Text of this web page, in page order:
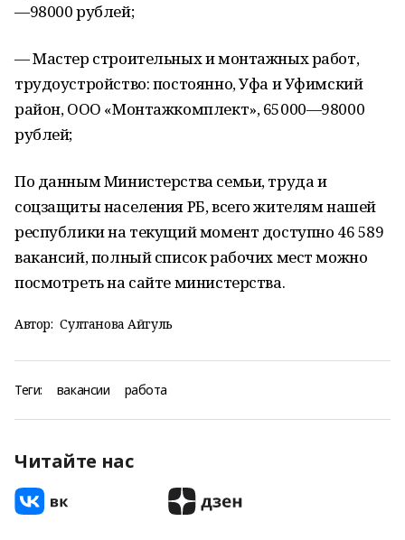
—98000 рублей;
— Мастер строительных и монтажных работ,
трудоустройство: постоянно, Уфа и Уфимский
район, ООО «Монтажкомплект», 65000—98000
рублей;
По данным Министерства семьи, труда и
соцзащиты населения РБ, всего жителям нашей
республики на текущий момент доступно 46 589
вакансий, полный список рабочих мест можно
посмотреть на сайте министерства.
Автор: Султанова Айгуль
Теги: вакансии работа
Читайте нас